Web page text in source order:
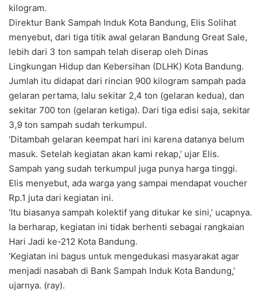
kilogram.
Direktur Bank Sampah Induk Kota Bandung, Elis Solihat
menyebut, dari tiga titik awal gelaran Bandung Great Sale,
lebih dari 3 ton sampah telah diserap oleh Dinas
Lingkungan Hidup dan Kebersihan (DLHK) Kota Bandung.
Jumlah itu didapat dari rincian 900 kilogram sampah pada
gelaran pertama, lalu sekitar 2,4 ton (gelaran kedua), dan
sekitar 700 ton (gelaran ketiga). Dari tiga edisi saja, sekitar
3,9 ton sampah sudah terkumpul.
‘Ditambah gelaran keempat hari ini karena datanya belum
masuk. Setelah kegiatan akan kami rekap,’ ujar Elis.
Sampah yang sudah terkumpul juga punya harga tinggi.
Elis menyebut, ada warga yang sampai mendapat voucher
Rp.1 juta dari kegiatan ini.
‘Itu biasanya sampah kolektif yang ditukar ke sini,’ ucapnya.
Ia berharap, kegiatan ini tidak berhenti sebagai rangkaian
Hari Jadi ke-212 Kota Bandung.
‘Kegiatan ini bagus untuk mengedukasi masyarakat agar
menjadi nasabah di Bank Sampah Induk Kota Bandung,’
ujarnya. (ray).